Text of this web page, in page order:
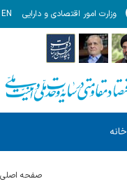
وزارت امور اقتصادی و دارایی EN
خانه
صفحه اصلی